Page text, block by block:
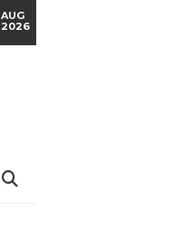
AUG
2026